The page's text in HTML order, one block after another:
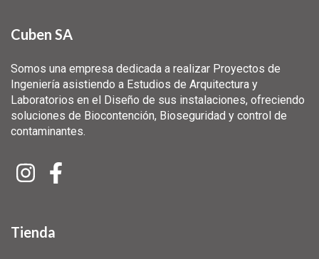
Cuben SA
Somos una empresa dedicada a realizar Proyectos de
Ingeniería asistiendo a Estudios de Arquitectura y
Laboratorios en el Diseño de sus instalaciones, ofreciendo
soluciones de Biocontención, Bioseguridad y control de
contaminantes.
Tienda